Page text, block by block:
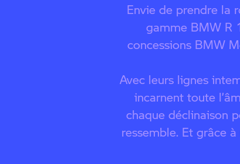
Envie de prendre la
gamme BMW R
concessions BMW
Avec leurs lignes
incarnent toute
chaque déclinaison
ressemble. Et grâce